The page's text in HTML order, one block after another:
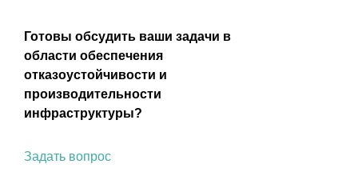
Готовы обсудить ваши задачи в
области обеспечения
отказоустойчивости и
производительности
инфраструктуры?
Задать вопрос